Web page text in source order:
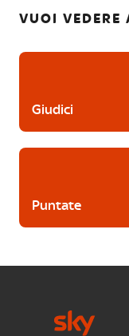
VUOI VEDERE
Giudici
Puntate